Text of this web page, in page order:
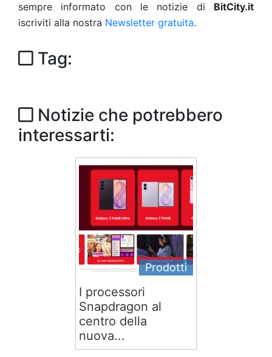
sempre informato con le notizie di BitCity.it
iscriviti alla nostra Newsletter gratuita.
Tag:
Notizie che potrebbero
interessarti:
Prodotti
I processori
Snapdragon al
centro della
nuova...